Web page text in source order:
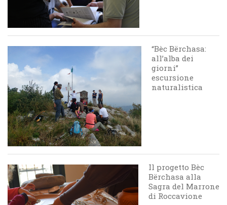
“Bèc Bërchasa:
all’alba dei
giorni”
escursione
naturalistica
Il progetto Bèc
Bërchasa alla
Sagra del Marrone
di Roccavione